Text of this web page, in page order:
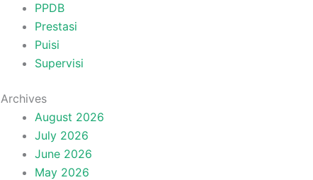
PPDB
Prestasi
Puisi
Supervisi
Archives
August 2026
July 2026
June 2026
May 2026